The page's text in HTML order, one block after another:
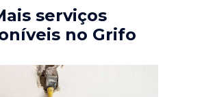
serviços
no Grifo